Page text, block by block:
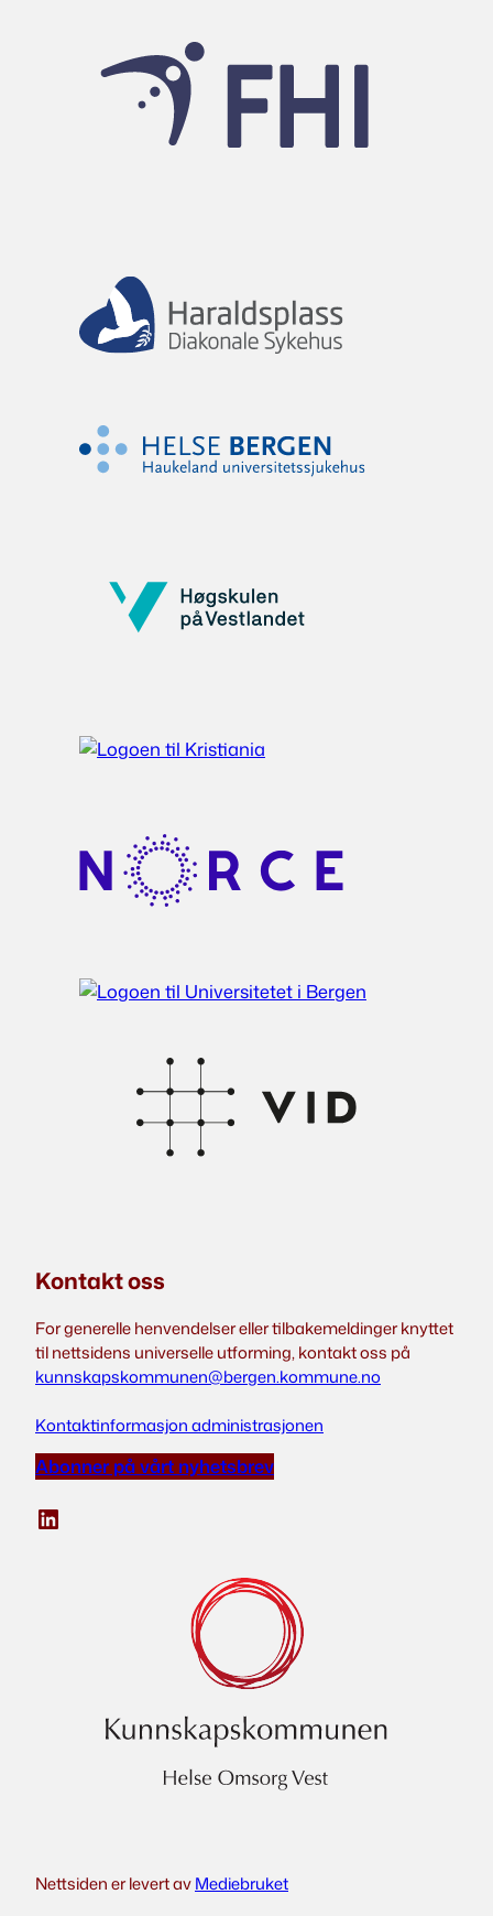
Kontakt oss
For generelle henvendelser eller tilbakemeldinger knyttet
til nettsidens universelle utforming, kontakt oss på
kunnskapskommunen@bergen.kommune.no
Kontaktinformasjon administrasjonen
Abonner på vårt nyhetsbrev
LinkedIn
Nettsiden er levert avMediebruket